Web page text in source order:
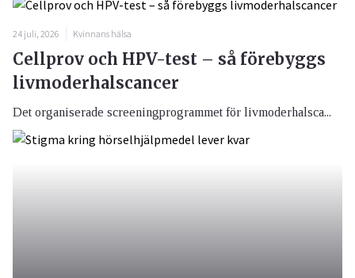
24 juli, 2026 Kvinnans hälsa
Cellprov och HPV-test – så förebyggs
livmoderhalscancer
Det organiserade screeningprogrammet för livmoderhalsca...